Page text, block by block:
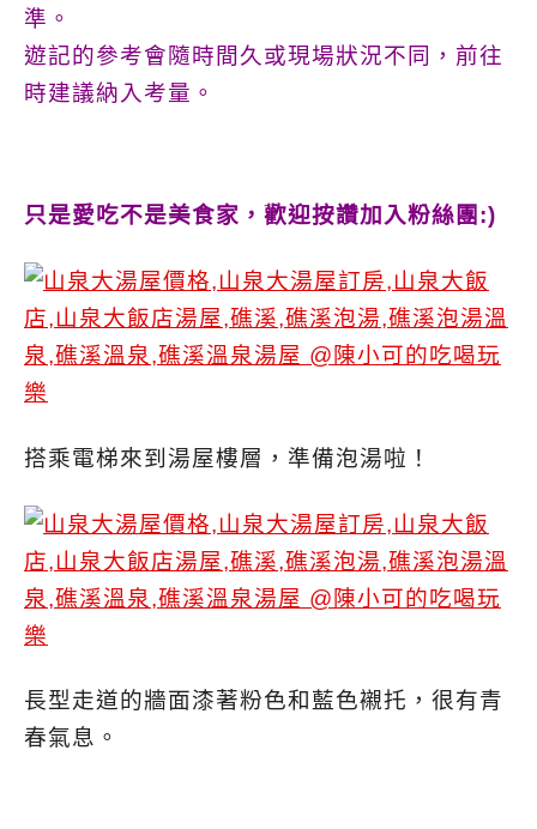
準。
遊記的參考會隨時間久或現場狀況不同，前往
時建議納入考量。
只是愛吃不是美食家，歡迎按讚加入粉絲團:)
搭乘電梯來到湯屋樓層，準備泡湯啦！
長型走道的牆面漆著粉色和藍色襯托，很有青
春氣息。